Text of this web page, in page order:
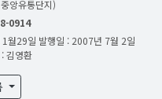
앙유통단지)
0914
월29일 발행일 : 2007년 7월 2일
김영환